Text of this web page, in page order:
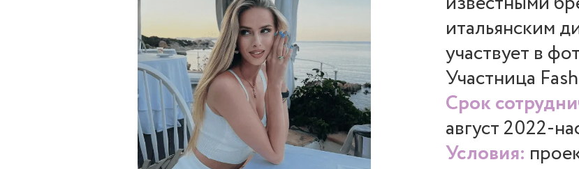
итальянским
участвует в
Участница
Срок
август 2022-
Условия: